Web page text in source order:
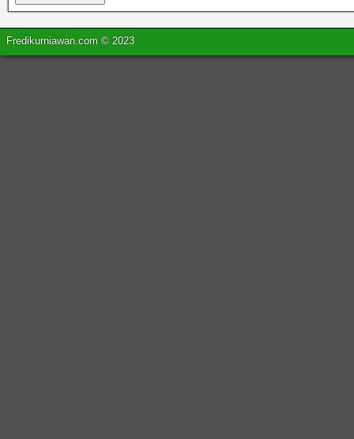
Fredikurniawan.com © 2023